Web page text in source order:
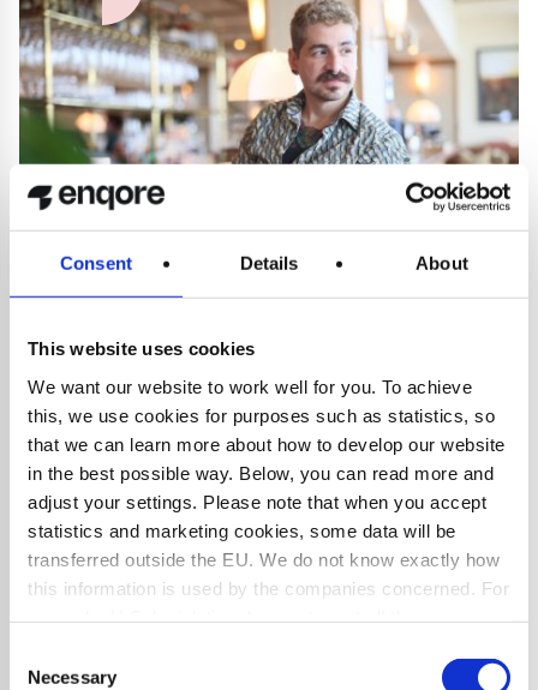
Consent Details About
This website uses cookies
We want our website to work well for you. To achieve
this, we use cookies for purposes such as statistics, so
that we can learn more about how to develop our website
in the best possible way. Below, you can read more and
adjust your settings. Please note that when you accept
statistics and marketing cookies, some data will be
transferred outside the EU. We do not know exactly how
this information is used by the companies concerned. For
apply within the EU, which may entail certain risks to
Selection
Necessary
NÄR AI STÖTTAR DEN MÄNSKLIGA KOMPETENSEN
handlar det inte om att ersätta människor, utan om att
förstärka dem. Målet är att ge medarbetare bättre stöd i
stunden och mer tid för det som kräver omdöme och
relation.
När AI stöttar den mänskliga kompetensen kan
rutinuppgifter automatiseras, information sammanfattas och
nästa bästa steg föreslås direkt i arbetsflödet. Det gör att
experter och kundnära team snabbare kan fatta beslut,